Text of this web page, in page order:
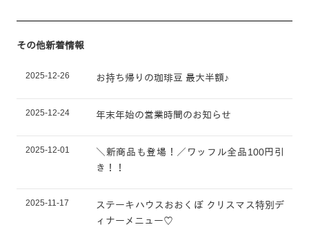
その他新着情報
2025-12-26 お持ち帰りの珈琲豆 最大半額♪
2025-12-24 年末年始の営業時間のお知らせ
2025-12-01
＼新商品も登場！／ワッフル全品100円引
き！！
2025-11-17
ステーキハウスおおくぼ クリスマス特別デ
ィナーメニュー♡